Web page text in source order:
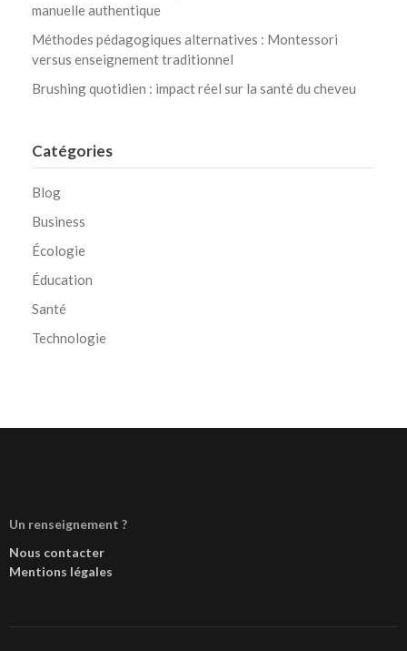
manuelle authentique
Méthodes pédagogiques alternatives : Montessori
versus enseignement traditionnel
Brushing quotidien : impact réel sur la santé du cheveu
Catégories
Blog
Business
Écologie
Éducation
Santé
Technologie
Un renseignement ?
Nous contacter
Mentions légales